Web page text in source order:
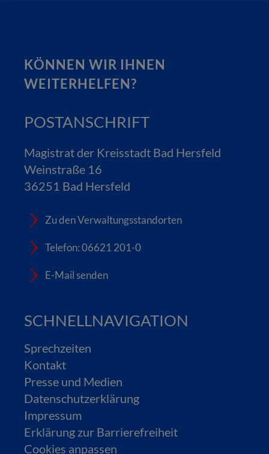
KÖNNEN WIR IHNEN
WEITERHELFEN?
POSTANSCHRIFT
Magistrat der Kreisstadt Bad Hersfeld
Weinstraße 16
36251 Bad Hersfeld
Zu den Verwaltungsstandorten
Telefon: 06621 201-0
E-Mail senden
SCHNELLNAVIGATION
Sprechzeiten
Kontakt
Presse und Medien
Datenschutzerklärung
Impressum
Erklärung zur Barrierefreiheit
Cookies anpassen